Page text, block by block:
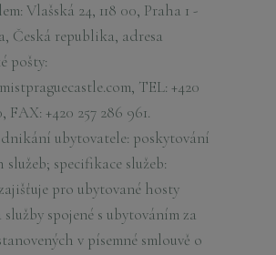
Vlašská 24, 118 00, Praha 1 -
Česká republika, adresa
pošty:
TEL: +420
FAX: +420 257 286 961.
ubytovatele: poskytování
specifikace služeb:
pro ubytované hosty
spojené s ubytováním za
v písemné smlouvě o